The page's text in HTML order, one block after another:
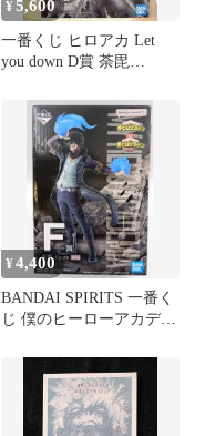
¥5,600
一番くじ ヒロアカ Let
you down D賞 荼毘
¥4,400
BANDAI SPIRITS 一番く
じ 僕のヒーローアカデミ